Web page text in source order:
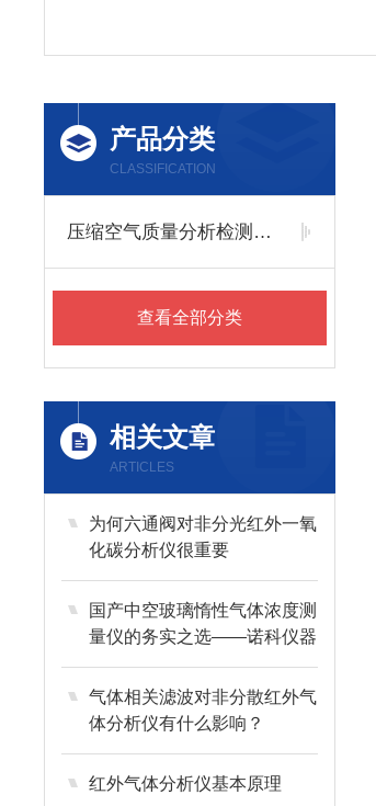
产品分类
CLASSIFICATION
压缩空气质量分析检测仪器
查看全部分类
相关文章
ARTICLES
为何六通阀对非分光红外一氧
化碳分析仪很重要
国产中空玻璃惰性气体浓度测
量仪的务实之选——诺科仪器
NK-160ZK
气体相关滤波对非分散红外气
体分析仪有什么影响？
红外气体分析仪基本原理